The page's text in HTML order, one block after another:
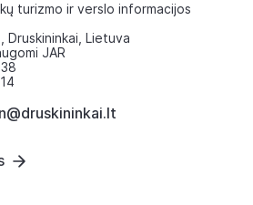
turizmo ir verslo informacijos
Druskininkai, Lietuva
JAR